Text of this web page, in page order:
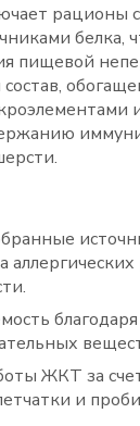
рационы
белка,
пищевой
ЖКТ за
и